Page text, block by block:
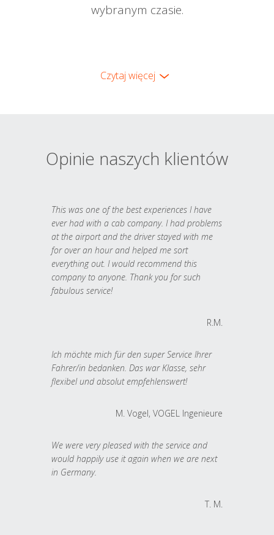
wybranym czasie.
Czytaj więcej
Opinie naszych klientów
This was one of the best experiences I have
ever had with a cab company. I had problems
at the airport and the driver stayed with me
for over an hour and helped me sort
everything out. I would recommend this
company to anyone. Thank you for such
fabulous service!
R.M.
Ich möchte mich für den super Service Ihrer
Fahrer/in bedanken. Das war Klasse, sehr
flexibel und absolut empfehlenswert!
M. Vogel, VOGEL Ingenieure
We were very pleased with the service and
would happily use it again when we are next
in Germany.
T. M.